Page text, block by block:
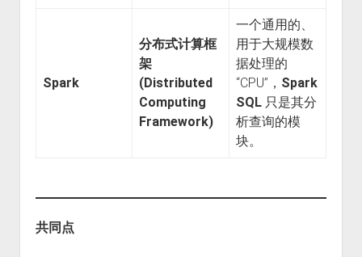
Spark
分布式计算框
架
(Distributed
Computing
Framework)
一个通用的、
用于大规模数
据处理的
“CPU”， Spark
SQL只是其分
析查询的模
块。
共同点